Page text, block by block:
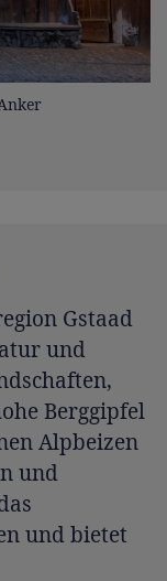
Gstaad
und
Berggipfel
Alpbeizen
und
und bietet